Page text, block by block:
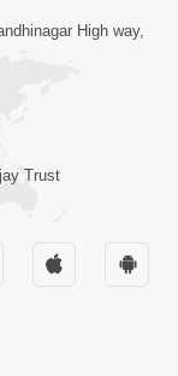
High way,
Trust